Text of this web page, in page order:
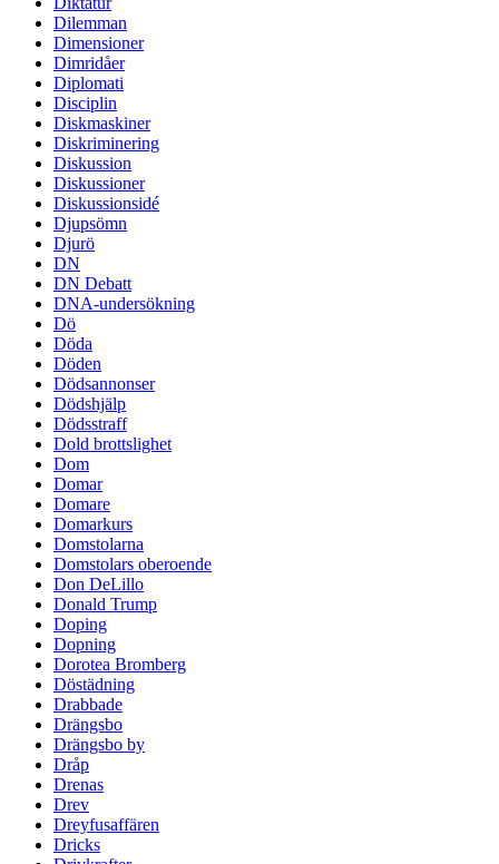
Dilemman
Dimensioner
Dimridåer
Diplomati
Disciplin
Diskmaskiner
Diskriminering
Diskussion
Diskussioner
Diskussionsidé
Djupsömn
Djurö
DN
DN Debatt
DNA-undersökning
Dö
Döda
Döden
Dödsannonser
Dödshjälp
Dödsstraff
Dold brottslighet
Dom
Domar
Domare
Domarkurs
Domstolarna
Domstolars oberoende
Don DeLillo
Donald Trump
Doping
Dopning
Dorotea Bromberg
Döstädning
Drabbade
Drängsbo
Drängsbo by
Dråp
Drenas
Drev
Dreyfusaffären
Dricks